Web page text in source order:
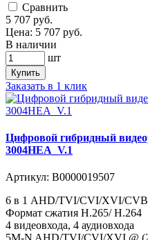
Cравнить
5 707 руб.
Цена: 5 707 руб.
В наличии
шт
Купить
Заказать в 1 клик
Цифровой гибридный
3004HEA_V.1
Артикул: В0000019507
6 в 1 AHD/TVI/CVI/XVI/
Формат сжатия H.265/ H.264
4 видеовхода, 4 аудиовхода
5M-N AHD/TVI/CVI/XVI @